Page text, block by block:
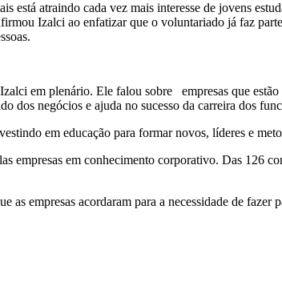
está atraindo cada vez mais interesse de jovens
Izalci ao enfatizar que o voluntariado já faz
em plenário. Ele falou sobre empresas que
dos negócios e ajuda no sucesso da carreira dos
em educação para formar novos, líderes e
empresas em conhecimento corporativo. Das 126
empresas acordaram para a necessidade de fazer